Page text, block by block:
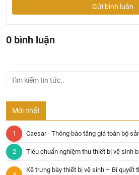
Gửi bình luận
0 bình luận
Mới nhất
Caesar - Thông báo tăng giá toàn bộ
Tiêu chuẩn nghiệm thu thiết bị vệ sinh
Kệ trưng bày thiết bị vệ sinh – Bí quyết